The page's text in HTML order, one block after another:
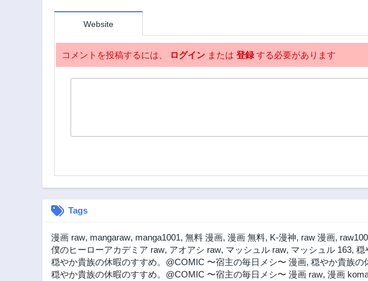
Website
コメントを投稿するには、 ログイン または 登録する必要があります
Tags
漫画 raw, mangaraw, manga1001, 無料 漫画, 漫画 無料, K-漫神, raw 漫画,
僕のヒーローアカデミア raw, アオアシ raw, マッシュル raw, マッシュル 163, 穏
穏やか貴族の休暇のすすめ。@COMIC 〜宿主の毎日メシ〜 漫画, 穏やか貴族の
穏やか貴族の休暇のすすめ。@COMIC 〜宿主の毎日メシ〜 漫画 raw, 漫画